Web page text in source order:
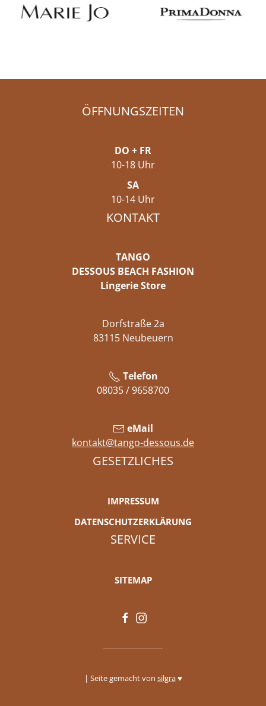
ÖFFNUNGSZEITEN
DO + FR
10-18 Uhr
SA
10-14 Uhr
KONTAKT
TANGO
DESSOUS BEACH FASHION
Lingerie Store
Dorfstraße 2a
83115 Neubeuern
Telefon
08035 / 9658700
eMail
kontakt@tango-dessous.de
GESETZLICHES
IMPRESSUM
DATENSCHUTZERKLÄRUNG
SERVICE
SITEMAP
| Seite gemacht von silgra♥